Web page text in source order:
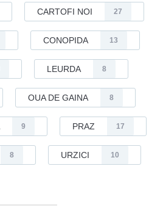
CARTOFI NOI 27
CONOPIDA 13
LEURDA 8
OUA DE GAINA 8
9 PRAZ 17
8 URZICI 10